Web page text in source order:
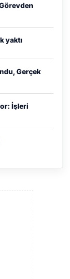
yaktı
Gerçek
İşleri